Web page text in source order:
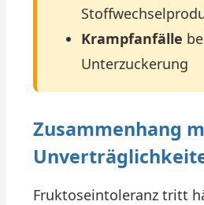
Krampfanfälle
Unterzuckerung
Zusammenhang
Fruktoseintoleranz tritt